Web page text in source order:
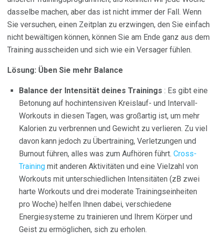
dasselbe machen, aber das ist nicht immer der Fall. Wenn
Sie versuchen, einen Zeitplan zu erzwingen, den Sie einfach
nicht bewältigen können, können Sie am Ende ganz aus dem
Training ausscheiden und sich wie ein Versager fühlen.
Lösung: Üben Sie mehr Balance
Balance der Intensität deines Trainings : Es gibt eine
Betonung auf hochintensiven Kreislauf- und Intervall-
Workouts in diesen Tagen, was großartig ist, um mehr
Kalorien zu verbrennen und Gewicht zu verlieren. Zu viel
davon kann jedoch zu Übertraining, Verletzungen und
Burnout führen, alles was zum Aufhören führt. Cross-
Training mit anderen Aktivitäten und eine Vielzahl von
Workouts mit unterschiedlichen Intensitäten (zB zwei
harte Workouts und drei moderate Trainingseinheiten
pro Woche) helfen Ihnen dabei, verschiedene
Energiesysteme zu trainieren und Ihrem Körper und
Geist zu ermöglichen, sich zu erholen.